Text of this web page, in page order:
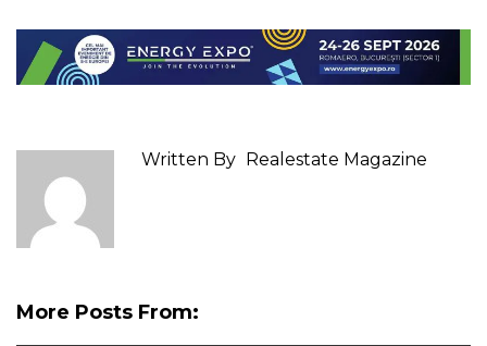
Written By Realestate Magazine
More Posts From: